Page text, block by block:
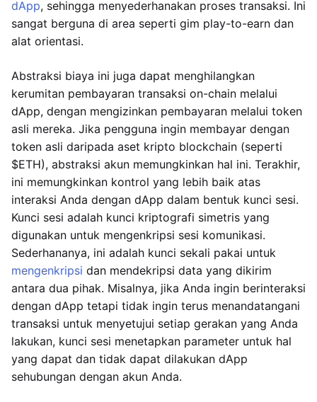
dApp, sehingga menyederhanakan proses transaksi. Ini
sangat berguna di area seperti gim play-to-earn dan
alat orientasi.
Abstraksi biaya ini juga dapat menghilangkan
kerumitan pembayaran transaksi on-chain melalui
dApp, dengan mengizinkan pembayaran melalui token
asli mereka. Jika pengguna ingin membayar dengan
token asli daripada aset kripto blockchain (seperti
$ETH), abstraksi akun memungkinkan hal ini. Terakhir,
ini memungkinkan kontrol yang lebih baik atas
interaksi Anda dengan dApp dalam bentuk kunci sesi.
Kunci sesi adalah kunci kriptografi simetris yang
digunakan untuk mengenkripsi sesi komunikasi.
Sederhananya, ini adalah kunci sekali pakai untuk
mengenkripsi dan mendekripsi data yang dikirim
antara dua pihak. Misalnya, jika Anda ingin berinteraksi
dengan dApp tetapi tidak ingin terus menandatangani
transaksi untuk menyetujui setiap gerakan yang Anda
lakukan, kunci sesi menetapkan parameter untuk hal
yang dapat dan tidak dapat dilakukan dApp
sehubungan dengan akun Anda.